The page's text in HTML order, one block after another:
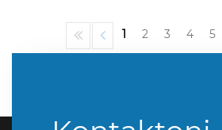
1 2 3 4 5